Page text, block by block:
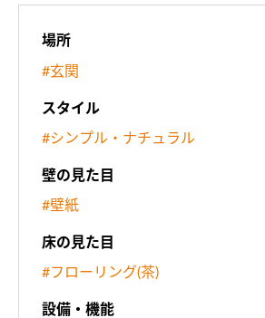
場所
#玄関
スタイル
#シンプル・ナチュラル
壁の見た目
#壁紙
床の見た目
#フローリング(茶)
設備・機能